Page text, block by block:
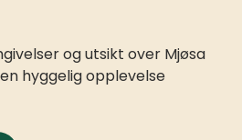
og utsikt over Mjøsa
hyggelig opplevelse